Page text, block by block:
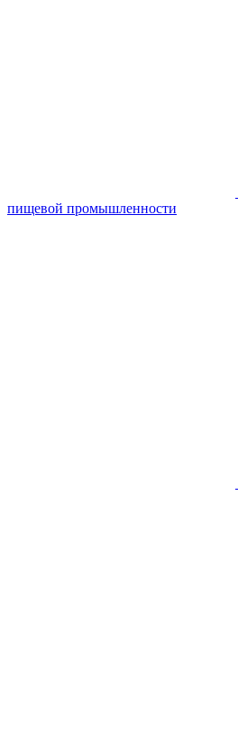
пищевой промышленности